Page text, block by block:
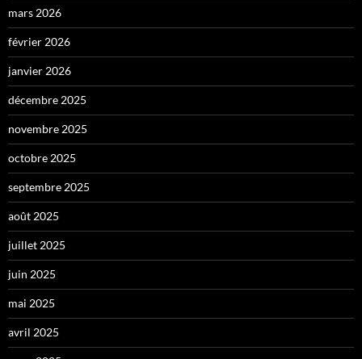
mars 2026
février 2026
janvier 2026
décembre 2025
novembre 2025
octobre 2025
septembre 2025
août 2025
juillet 2025
juin 2025
mai 2025
avril 2025